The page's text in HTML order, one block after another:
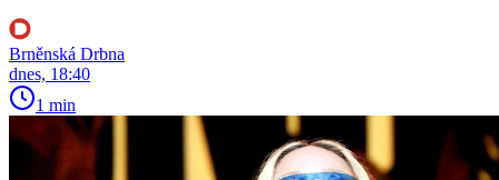
Brněnská Drbna
dnes, 18:40
1 min